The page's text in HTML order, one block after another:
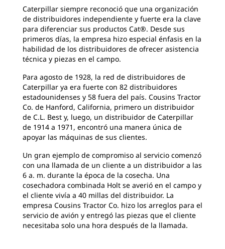
Caterpillar siempre reconoció que una organización
de distribuidores independiente y fuerte era la clave
para diferenciar sus productos Cat®. Desde sus
primeros días, la empresa hizo especial énfasis en la
habilidad de los distribuidores de ofrecer asistencia
técnica y piezas en el campo.
Para agosto de 1928, la red de distribuidores de
Caterpillar ya era fuerte con 82 distribuidores
estadounidenses y 58 fuera del país. Cousins Tractor
Co. de Hanford, California, primero un distribuidor
de C.L. Best y, luego, un distribuidor de Caterpillar
de 1914 a 1971, encontró una manera única de
apoyar las máquinas de sus clientes.
Un gran ejemplo de compromiso al servicio comenzó
con una llamada de un cliente a un distribuidor a las
6 a. m. durante la época de la cosecha. Una
cosechadora combinada Holt se averió en el campo y
el cliente vivía a 40 millas del distribuidor. La
empresa Cousins Tractor Co. hizo los arreglos para el
servicio de avión y entregó las piezas que el cliente
necesitaba solo una hora después de la llamada.